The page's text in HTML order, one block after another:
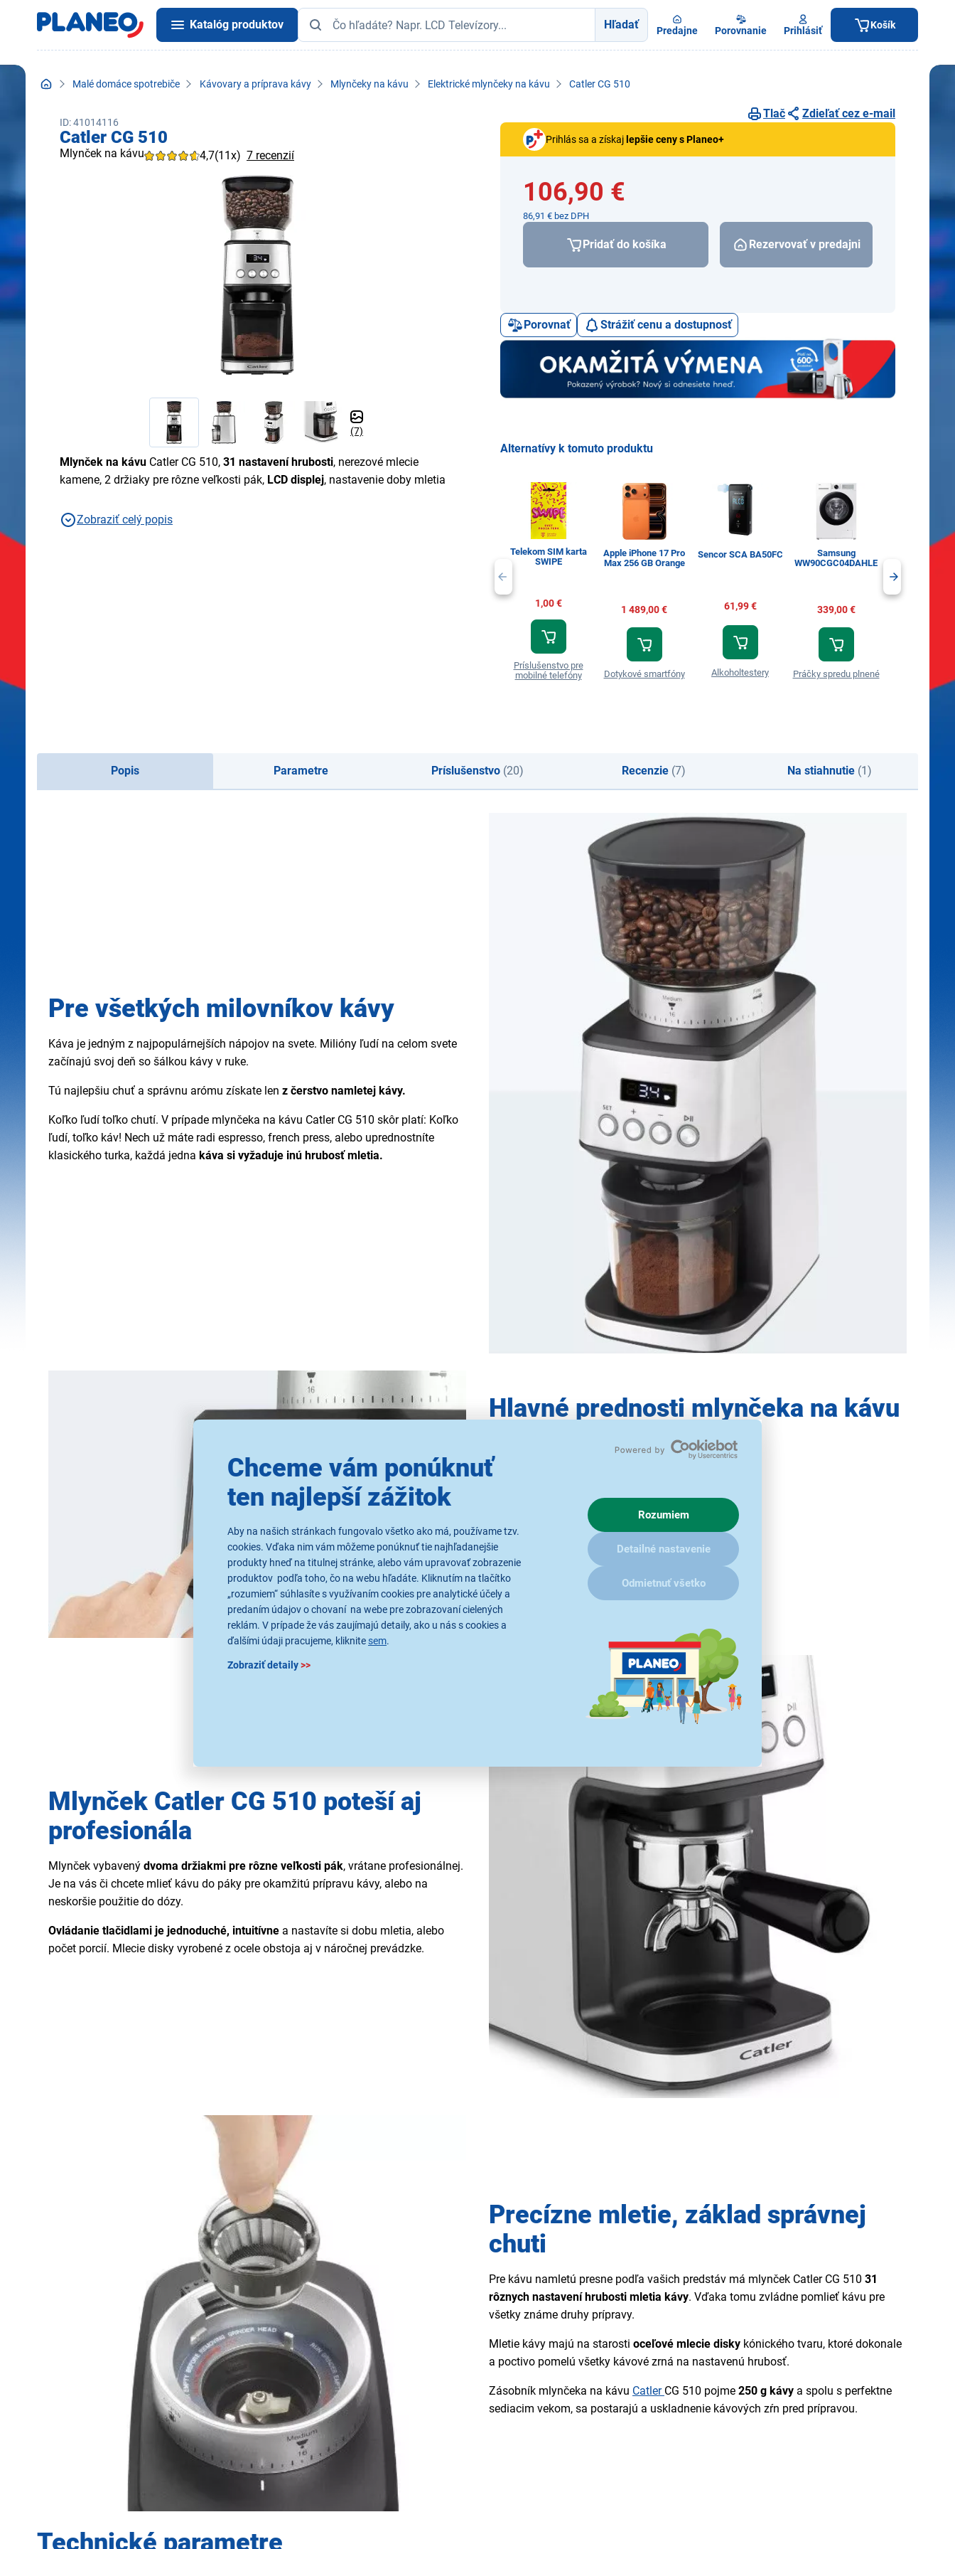
Chceme vám ponúknuť
ten najlepší zážitok
Aby na našich stránkach fungovalo všetko ako má, používame tzv.
cookies. Vďaka nim vám môžeme ponúknuť tie najhľadanejšie
produkty hneď na titulnej stránke, alebo vám upravovať zobrazenie
produktov podľa toho, čo na webu hľadáte. Kliknutím na tlačítko
„rozumiem“ súhlasíte s využívaním cookies pre analytické účely a
predaním údajov o chovaní na webe pre zobrazovaní cielených
reklám. V prípade že vás zaujímajú detaily, ako u nás s cookies a
ďalšími údaji pracujeme, kliknite sem.
Zobraziť detaily>>
Rozumiem
Detailné nastavenie
Odmietnuť všetko
Katalóg produktov Hľadať Predajne Porovnanie Prihlásiť Košík
Malé domáce spotrebiče Kávovary a príprava kávy Mlynčeky na kávu Elektrické mlynčeky na kávu Catler CG 510
ID: 41014116
Catler CG 510
Mlynček na kávu 4,7(11x) 7 recenzií
(7)
Mlynček na kávu Catler CG 510, 31 nastavení hrubosti, nerezové mlecie
kamene, 2 držiaky pre rôzne veľkosti pák, LCD displej, nastavenie doby mletia
Zobraziť celý popis
Tlač Zdieľať cez e-mail
Prihlás sa a získaj lepšie ceny s Planeo+
106,90 €
86,91 € bez DPH
Pridať do košíka Rezervovať v predajni
Porovnať Strážiť cenu a dostupnosť
Alternatívy k tomuto produktu
Telekom SIM karta
SWIPE
1,00 €
Príslušenstvo pre
mobilné telefóny
Apple iPhone 17 Pro
Max 256 GB Orange
1 489,00 €
Dotykové smartfóny
Sencor SCA BA50FC
61,99 €
Alkoholtestery
Samsung
WW90CGC04DAHLE
339,00 €
Práčky spredu plnené
Popis Parametre Príslušenstvo(20) Recenzie(7) Na stiahnutie (1)
Pre všetkých milovníkov kávy
Káva je jedným z najpopulárnejších nápojov na svete. Milióny ľudí na celom svete
začínajú svoj deň so šálkou kávy v ruke.
Tú najlepšiu chuť a správnu arómu získate len z čerstvo namletej kávy.
Koľko ľudí toľko chutí. V prípade mlynčeka na kávu Catler CG 510 skôr platí: Koľko
ľudí, toľko káv! Nech už máte radi espresso, french press, alebo uprednostníte
klasického turka, každá jedna káva si vyžaduje inú hrubosť mletia.
Hlavné prednosti mlynčeka na kávu
mletie do dózy aj páky
31 nastavení hrubosti mletia
držiak profesionálnej páky
nastavenie počtu porcií
nastavenie doby mletia
Mlynček Catler CG 510 poteší aj
profesionála
Mlynček vybavený dvoma držiakmi pre rôzne veľkosti pák, vrátane profesionálnej.
Je na vás či chcete mlieť kávu do páky pre okamžitú prípravu kávy, alebo na
neskoršie použitie do dózy.
Ovládanie tlačidlami je jednoduché, intuitívne a nastavíte si dobu mletia, alebo
počet porcií. Mlecie disky vyrobené z ocele obstoja aj v náročnej prevádzke.
Precízne mletie, základ správnej
chuti
Pre kávu namletú presne podľa vašich predstáv má mlynček Catler CG 510 31
rôznych nastavení hrubosti mletia kávy. Vďaka tomu zvládne pomlieť kávu pre
všetky známe druhy prípravy.
Mletie kávy majú na starosti oceľové mlecie diskykónického tvaru, ktoré dokonale
a poctivo pomelú všetky kávové zrná na nastavenú hrubosť.
Zásobník mlynčeka na kávu Catler CG 510 pojme 250 g kávya spolu s perfektne
sediacim vekom, sa postarajú a uskladnenie kávových zŕn pred prípravou.
Technické parametre